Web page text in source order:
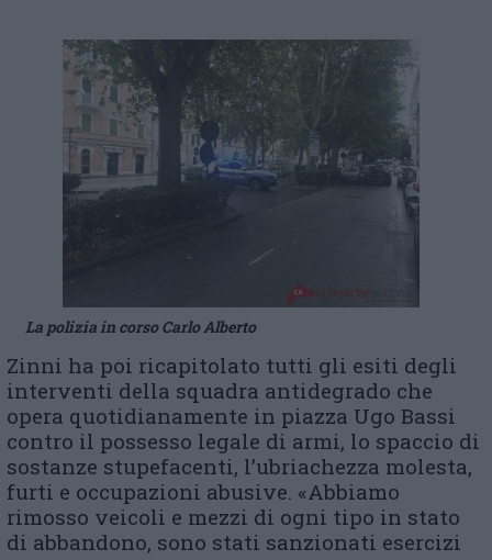
La polizia in corso Carlo Alberto
Zinni ha poi ricapitolato tutti gli esiti degli
interventi della squadra antidegrado che
opera quotidianamente in piazza Ugo Bassi
contro il possesso legale di armi, lo spaccio di
sostanze stupefacenti, l’ubriachezza molesta,
furti e occupazioni abusive. «Abbiamo
rimosso veicoli e mezzi di ogni tipo in stato
di abbandono, sono stati sanzionati esercizi